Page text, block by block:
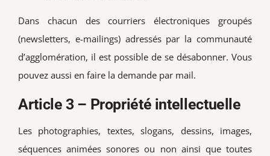
Dans chacun des courriers électroniques groupés
(newsletters, e-mailings) adressés par la communauté
d’agglomération, il est possible de se désabonner. Vous
pouvez aussi en faire la demande par mail.
Article 3 – Propriété intellectuelle
Les photographies, textes, slogans, dessins, images,
séquences animées sonores ou non ainsi que toutes